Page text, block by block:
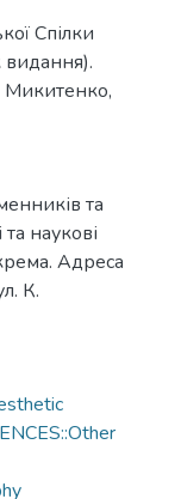
Спілки
видання).
Микитенко,
та
наукові
Адреса
К.